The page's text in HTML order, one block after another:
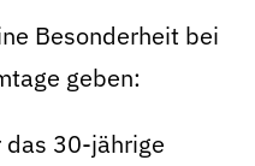
Besonderheit bei
geben:
das 30-jährige